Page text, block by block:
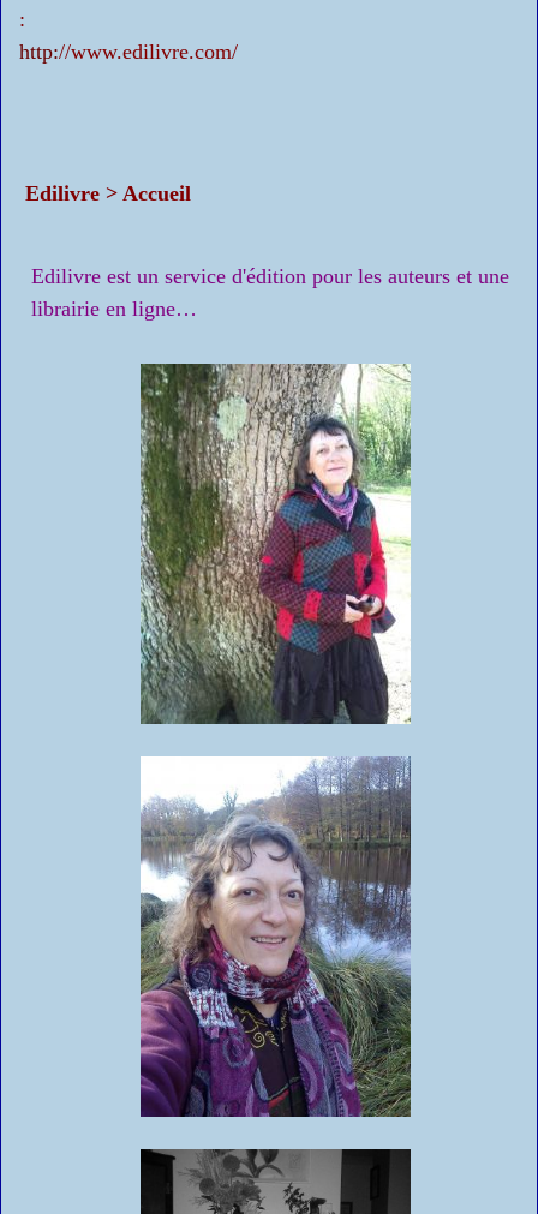
:
http://www.edilivre.com/
Edilivre > Accueil
Edilivre est un service d'édition pour les auteurs et une
librairie en ligne…